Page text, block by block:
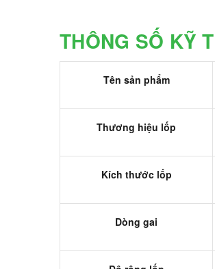
THÔNG SỐ KỸ
Tên sản phẩm
Thương hiệu lốp
Kích thước lốp
Dòng gai